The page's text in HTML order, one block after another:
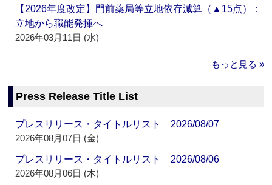
【2026年度改定】門前薬局等立地依存減算（▲15点）：
立地から職能発揮へ
2026年03月11日 (水)
もっと見る »
Press Release Title List
プレスリリース・タイトルリスト 2026/08/07
2026年08月07日 (金)
プレスリリース・タイトルリスト 2026/08/06
2026年08月06日 (木)